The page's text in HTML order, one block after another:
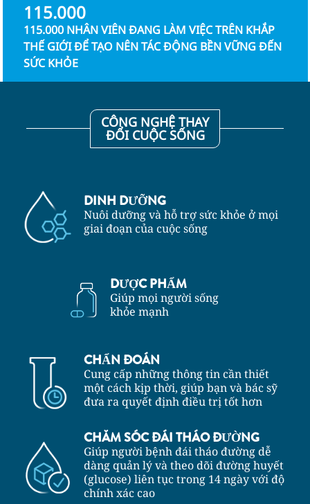
115.000
115.000 NHÂN VIÊN ĐANG LÀM VIỆC TRÊN KHẮP
THẾ GIỚI ĐỂ TẠO NÊN TÁC ĐỘNG BỀN VỮNG ĐẾN
SỨC KHỎE
CÔNG NGHỆ THAY
ĐỔI CUỘC SỐNG
DINH DƯỠNG
Nuôi dưỡng và hỗ trợ sức khỏe ở mọi
giai đoạn của cuộc sống
DƯỢC PHẨM
Giúp mọi người sống
khỏe mạnh
CHẨN ĐOÁN
Cung cấp những thông tin cần thiết
một cách kịp thời, giúp bạn và bác sỹ
đưa ra quyết định điều trị tốt hơn
CHĂM SÓC ĐÁI THÁO ĐƯỜNG
Giúp người bệnh đái tháo đường dễ
dàng quản lý và theo dõi đường huyết
(glucose) liên tục trong 14 ngày với độ
chính xác cao